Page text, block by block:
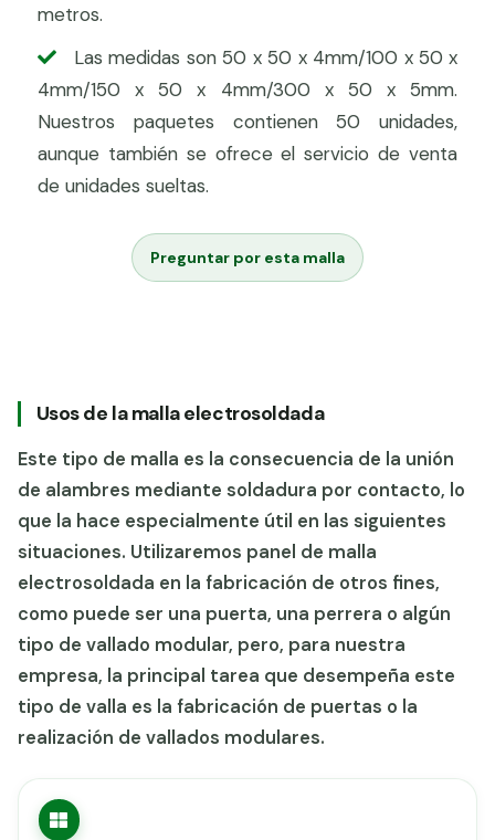
metros.
Las medidas son 50 x 50 x 4mm/100 x 50 x
4mm/150 x 50 x 4mm/300 x 50 x 5mm.
Nuestros paquetes contienen 50 unidades,
aunque también se ofrece el servicio de venta
de unidades sueltas.
Preguntar por esta malla
Usos de la malla electrosoldada
Este tipo de malla es la consecuencia de la unión
de alambres mediante soldadura por contacto, lo
que la hace especialmente útil en las siguientes
situaciones. Utilizaremos panel de malla
electrosoldada en la fabricación de otros fines,
como puede ser una puerta, una perrera o algún
tipo de vallado modular, pero, para nuestra
empresa, la principal tarea que desempeña este
tipo de valla es la fabricación de puertas o la
realización de vallados modulares.